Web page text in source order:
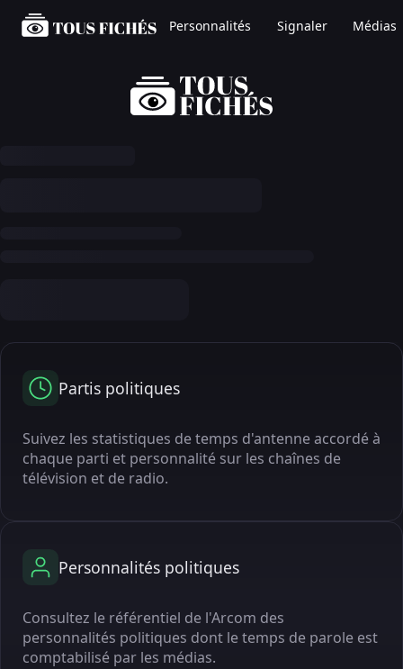
Personnalités Signaler Médias
Partis politiques
Suivez les statistiques de temps d'antenne accordé à
chaque parti et personnalité sur les chaînes de
télévision et de radio.
Personnalités politiques
Consultez le référentiel de l'Arcom des
personnalités politiques dont le temps de parole est
comptabilisé par les médias.